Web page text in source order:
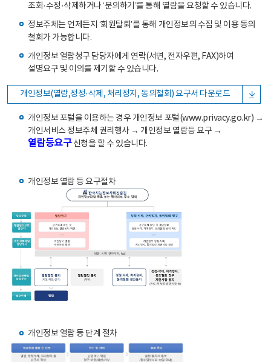
조회·수정·삭제하거나 ‘문의하기’를 통해 열람을 요청할 수 있습니다.
정보주체는 언제든지 ‘회원탈퇴’를 통해 개인정보의 수집 및 이용 동의
철회가 가능합니다.
개인정보 열람청구 담당자에게 연락(서면, 전자우편, FAX)하여
설명요구 및 이의를 제기할 수 있습니다.
개인정보(열람,정정·삭제, 처리정지, 동의철회) 요구서 다운로드
개인정보 포털을 이용하는 경우 개인정보 포털(www.privacy.go.kr) →
개인서비스 정보주체 권리행사 → 개인정보 열람등 요구 →
열람등요구신청을 할 수 있습니다.
개인정보 열람 등 요구절차
개인정보 열람 등 단계 절차